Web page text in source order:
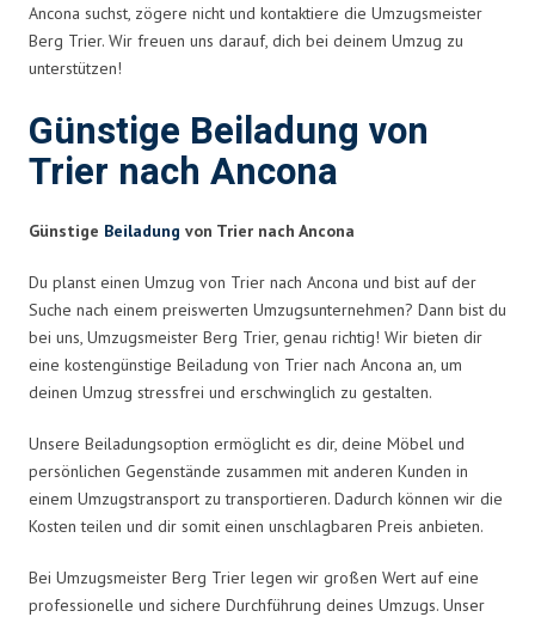
Ancona suchst, zögere nicht und kontaktiere die Umzugsmeister
Berg Trier. Wir freuen uns darauf, dich bei deinem Umzug zu
unterstützen!
Günstige Beiladung von
Trier nach Ancona
Günstige Beiladung von Trier nach Ancona
Du planst einen Umzug von Trier nach Ancona und bist auf der
Suche nach einem preiswerten Umzugsunternehmen? Dann bist du
bei uns, Umzugsmeister Berg Trier, genau richtig! Wir bieten dir
eine kostengünstige Beiladung von Trier nach Ancona an, um
deinen Umzug stressfrei und erschwinglich zu gestalten.
Unsere Beiladungsoption ermöglicht es dir, deine Möbel und
persönlichen Gegenstände zusammen mit anderen Kunden in
einem Umzugstransport zu transportieren. Dadurch können wir die
Kosten teilen und dir somit einen unschlagbaren Preis anbieten.
Bei Umzugsmeister Berg Trier legen wir großen Wert auf eine
professionelle und sichere Durchführung deines Umzugs. Unser